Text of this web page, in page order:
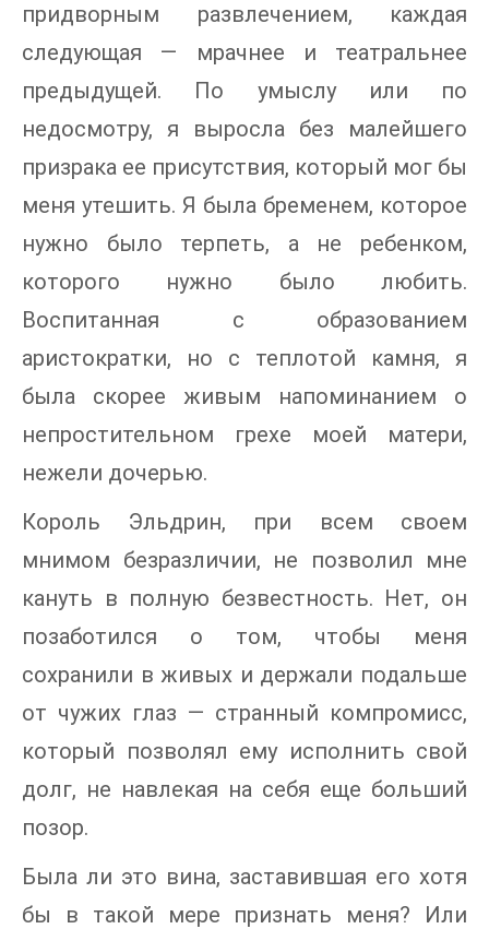
придворным развлечением, каждая
следующая — мрачнее и театральнее
предыдущей. По умыслу или по
недосмотру, я выросла без малейшего
призрака ее присутствия, который мог бы
меня утешить. Я была бременем, которое
нужно было терпеть, а не ребенком,
которого нужно было любить.
Воспитанная с образованием
аристократки, но с теплотой камня, я
была скорее живым напоминанием о
непростительном грехе моей матери,
нежели дочерью.
Король Эльдрин, при всем своем
мнимом безразличии, не позволил мне
кануть в полную безвестность. Нет, он
позаботился о том, чтобы меня
сохранили в живых и держали подальше
от чужих глаз — странный компромисс,
который позволял ему исполнить свой
долг, не навлекая на себя еще больший
позор.
Была ли это вина, заставившая его хотя
бы в такой мере признать меня? Или